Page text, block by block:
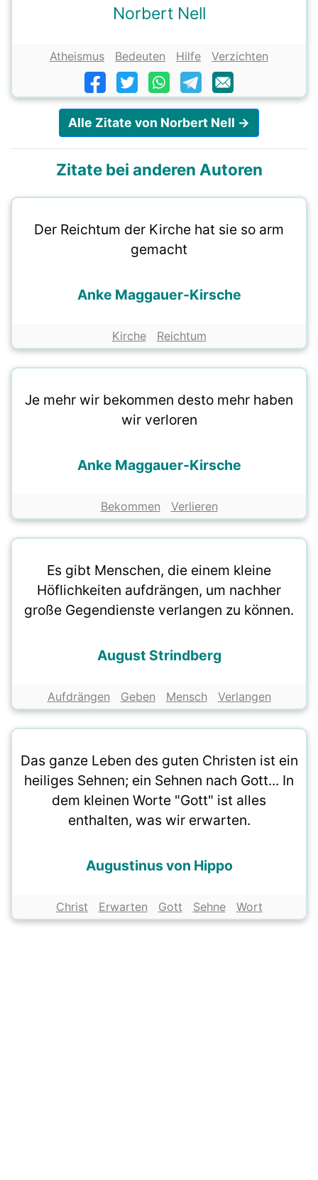
Norbert Nell
Atheismus Bedeuten Hilfe Verzichten
Alle Zitate von Norbert Nell →
Zitate bei anderen Autoren
Der Reichtum der Kirche hat sie so arm
gemacht
Anke Maggauer-Kirsche
Kirche Reichtum
Je mehr wir bekommen desto mehr haben
wir verloren
Anke Maggauer-Kirsche
Bekommen Verlieren
Es gibt Menschen, die einem kleine
Höflichkeiten aufdrängen, um nachher
große Gegendienste verlangen zu können.
August Strindberg
Aufdrängen Geben Mensch Verlangen
Das ganze Leben des guten Christen ist ein
heiliges Sehnen; ein Sehnen nach Gott... In
dem kleinen Worte "Gott" ist alles
enthalten, was wir erwarten.
Augustinus von Hippo
Christ Erwarten Gott Sehne Wort